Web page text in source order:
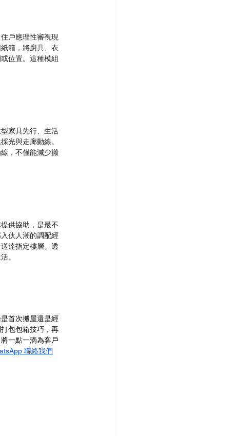
戶應理性審視現
箱，將廚具、衣
位置。這種模組
家具先行、生活
光與走廊動線。
，不僅能減少搬
供協助，是最不
伙人潮的調配經
達指定樓層。透
。
首次搬屋還是經
包包箱技巧，再
一點一滴為客戶
聯絡我們